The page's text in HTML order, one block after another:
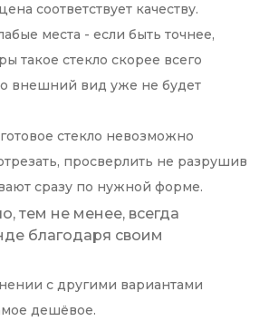
соответствует качеству.
места - если быть точнее,
такое стекло скорее всего
внешний вид уже не будет
стекло невозможно
просверлить не разрушив
сразу по нужной форме.
тем не менее, всегда
благодаря своим
с другими вариантами
дешёвое.